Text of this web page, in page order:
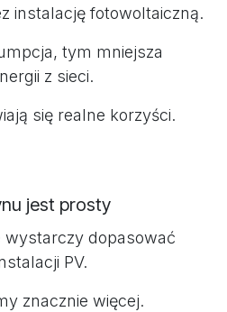
instalację fotowoltaiczną.
tym mniejsza
z sieci.
się realne korzyści.
jest prosty
wystarczy dopasować
PV.
znacznie więcej.